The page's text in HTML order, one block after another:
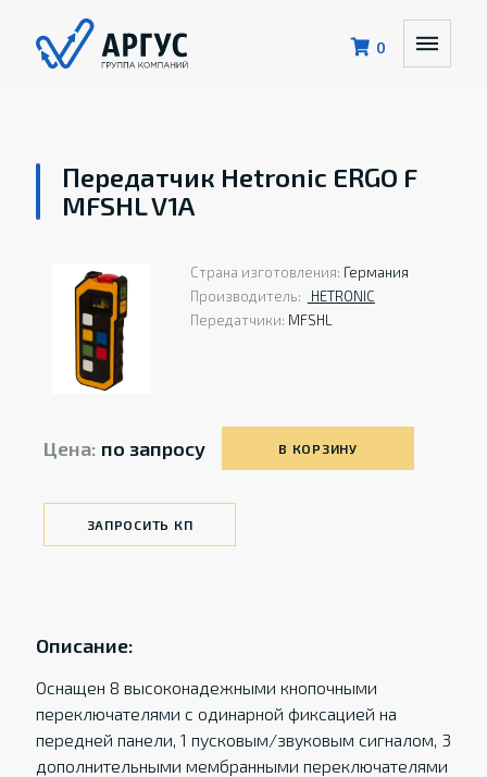
0
Передатчик Hetronic ERGO F
MFSHL V1A
Страна изготовления: Германия
Производитель:
HETRONIС
Передатчики: MFSHL
Цена: по запросу В КОРЗИНУ
ЗАПРОСИТЬ КП
Описание:
Оснащен 8 высоконадежными кнопочными
переключателями с одинарной фиксацией на
передней панели, 1 пусковым/звуковым сигналом, 3
дополнительными мембранными переключателями